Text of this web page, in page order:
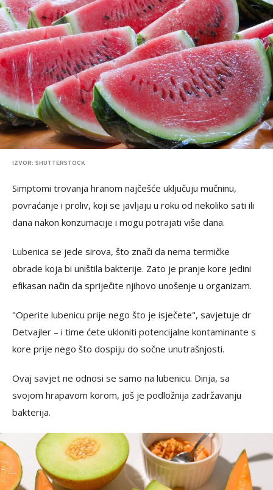
IZVOR: SHUTTERSTOCK
Simptomi trovanja hranom najčešće uključuju mučninu,
povraćanje i proliv, koji se javljaju u roku od nekoliko sati ili
dana nakon konzumacije i mogu potrajati više dana.
Lubenica se jede sirova, što znači da nema termičke
obrade koja bi uništila bakterije. Zato je pranje kore jedini
efikasan način da spriječite njihovo unošenje u organizam.
"Operite lubenicu prije nego što je isječete", savjetuje dr
Detvajler – i time ćete ukloniti potencijalne kontaminante s
kore prije nego što dospiju do sočne unutrašnjosti.
Ovaj savjet ne odnosi se samo na lubenicu. Dinja, sa
svojom hrapavom korom, još je podložnija zadržavanju
bakterija.